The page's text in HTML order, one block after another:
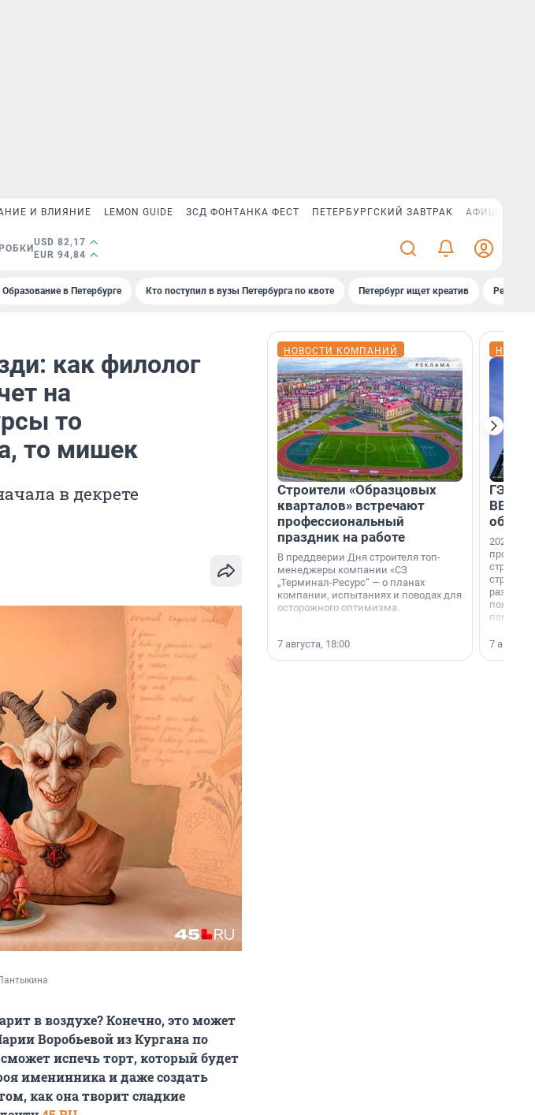
И ВЛИЯНИЕ LEMON GUIDE ЗСД ФОНТАНКА ФЕСТ ПЕТЕРБУРГСКИЙ ЗАВТРАК АФИША PLUS
USD 82,17
EUR 94,84
Образование в Петербурге Кто поступил в вузы Петербурга по квоте Петербург ищет креатив
как филолог
на
то
то мишек
в декрете
в воздухе? Конечно, это может
Воробьевой из Кургана по
испечь торт, который будет
именинника и даже создать
как она творит сладкие
НОВОСТИ КОМПАНИЙ
Строители «Образцовых
кварталов» встречают
профессиональный
праздник на работе
В преддверии Дня строителя топ-
менеджеры компании «СЗ
„Терминал-Ресурс“ — о планах
компании, испытаниях и поводах для
осторожного оптимизма.
7 августа, 18:00
ГЭС,
ВВП: в
об
2026-й —
раз. В
7